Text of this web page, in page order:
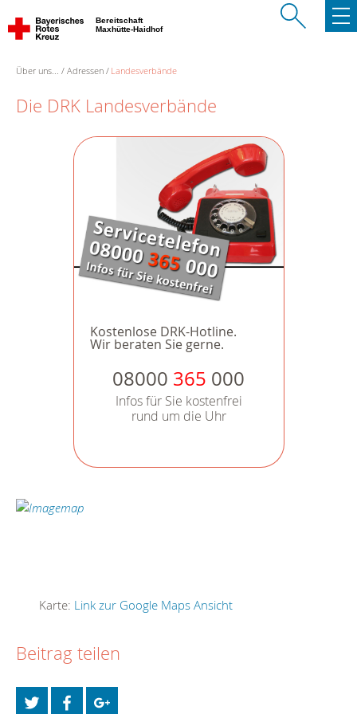
Bereitschaft
Maxhütte-Haidhof
Über uns... Adressen Landesverbände
Die DRK Landesverbände
Kostenlose DRK-Hotline.
Wir beraten Sie gerne.
08000 365 000
Infos für Sie kostenfrei
rund um die Uhr
Karte: Link zur Google Maps Ansicht
Beitrag teilen